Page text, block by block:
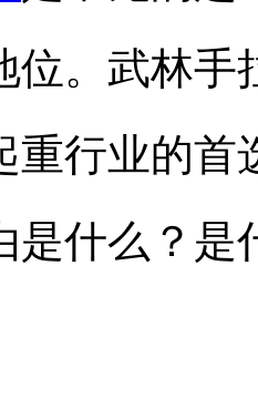
位。武林
重行业的首
是什么？是